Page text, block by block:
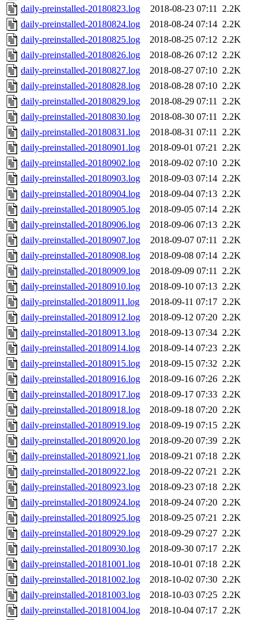
daily-preinstalled-20180823.log
2018-08-23 07:11 2.2K
daily-preinstalled-20180824.log
2018-08-24 07:14 2.2K
daily-preinstalled-20180825.log
2018-08-25 07:12 2.2K
daily-preinstalled-20180826.log
2018-08-26 07:12 2.2K
daily-preinstalled-20180827.log
2018-08-27 07:10 2.2K
daily-preinstalled-20180828.log
2018-08-28 07:10 2.2K
daily-preinstalled-20180829.log
2018-08-29 07:11 2.2K
daily-preinstalled-20180830.log
2018-08-30 07:11 2.2K
daily-preinstalled-20180831.log
2018-08-31 07:11 2.2K
daily-preinstalled-20180901.log
2018-09-01 07:21 2.2K
daily-preinstalled-20180902.log
2018-09-02 07:10 2.2K
daily-preinstalled-20180903.log
2018-09-03 07:14 2.2K
daily-preinstalled-20180904.log
2018-09-04 07:13 2.2K
daily-preinstalled-20180905.log
2018-09-05 07:14 2.2K
daily-preinstalled-20180906.log
2018-09-06 07:13 2.2K
daily-preinstalled-20180907.log
2018-09-07 07:11 2.2K
daily-preinstalled-20180908.log
2018-09-08 07:14 2.2K
daily-preinstalled-20180909.log
2018-09-09 07:11 2.2K
daily-preinstalled-20180910.log
2018-09-10 07:13 2.2K
daily-preinstalled-20180911.log
2018-09-11 07:17 2.2K
daily-preinstalled-20180912.log
2018-09-12 07:20 2.2K
daily-preinstalled-20180913.log
2018-09-13 07:34 2.2K
daily-preinstalled-20180914.log
2018-09-14 07:23 2.2K
daily-preinstalled-20180915.log
2018-09-15 07:32 2.2K
daily-preinstalled-20180916.log
2018-09-16 07:26 2.2K
daily-preinstalled-20180917.log
2018-09-17 07:33 2.2K
daily-preinstalled-20180918.log
2018-09-18 07:20 2.2K
daily-preinstalled-20180919.log
2018-09-19 07:15 2.2K
daily-preinstalled-20180920.log
2018-09-20 07:39 2.2K
daily-preinstalled-20180921.log
2018-09-21 07:18 2.2K
daily-preinstalled-20180922.log
2018-09-22 07:21 2.2K
daily-preinstalled-20180923.log
2018-09-23 07:18 2.2K
daily-preinstalled-20180924.log
2018-09-24 07:20 2.2K
daily-preinstalled-20180925.log
2018-09-25 07:21 2.2K
daily-preinstalled-20180929.log
2018-09-29 07:27 2.2K
daily-preinstalled-20180930.log
2018-09-30 07:17 2.2K
daily-preinstalled-20181001.log
2018-10-01 07:18 2.2K
daily-preinstalled-20181002.log
2018-10-02 07:30 2.2K
daily-preinstalled-20181003.log
2018-10-03 07:25 2.2K
daily-preinstalled-20181004.log
2018-10-04 07:17 2.2K